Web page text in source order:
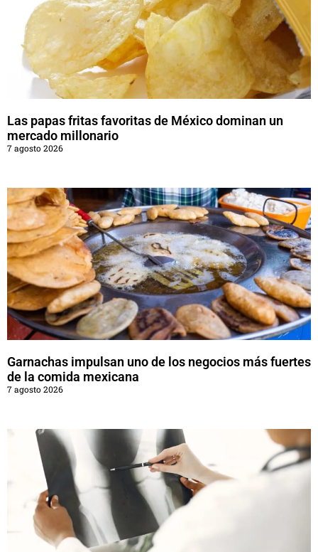
Las papas fritas favoritas de México dominan un
mercado millonario
7 agosto 2026
Garnachas impulsan uno de los negocios más fuertes
de la comida mexicana
7 agosto 2026